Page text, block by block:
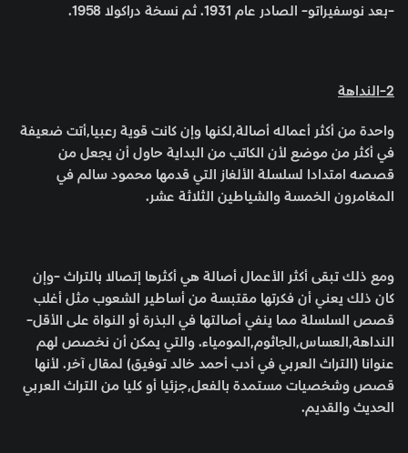
-بعد نوسفيراتو- الصادر عام 1931. ثم نسخة دراكولا 1958.
2-النداهة
واحدة من أكثر أعماله أصالة,لكنها وإن كانت قوية رعبيا,أتت ضعيفة
في أكثر من موضع لأن الكاتب من البداية حاول أن يجعل من
قصصه امتدادا لسلسلة الألغاز التي قدمها محمود سالم في
المغامرون الخمسة والشياطين الثلاثة عشر.
ومع ذلك تبقى أكثر الأعمال أصالة هي أكثرها إتصالا بالتراث -وإن
كان ذلك يعني أن فكرتها مقتبسة من أساطير الشعوب مثل أغلب
قصص السلسلة مما ينفي أصالتها في البذرة أو النواة على الأقل-
النداهة,العساس,الجاثوم,المومياء. والتي يمكن أن نخصص لهم
عنوانا (التراث العربي في أدب أحمد خالد توفيق) لمقال آخر. لأنها
قصص وشخصيات مستمدة بالفعل,جزئيا أو كليا من التراث العربي
الحديث والقديم.